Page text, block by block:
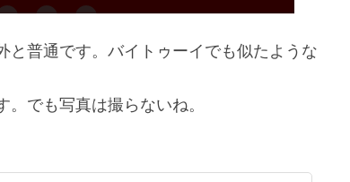
と普通です。バイトゥーイでも似たような
でも写真は撮らないね。